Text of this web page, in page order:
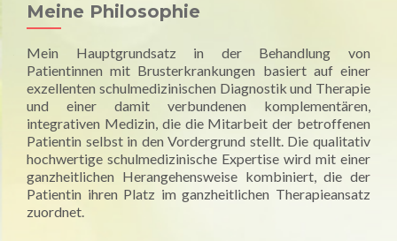
Meine Philosophie
Mein Hauptgrundsatz in der Behandlung von
Patientinnen mit Brusterkrankungen basiert auf einer
exzellenten schulmedizinischen Diagnostik und Therapie
und einer damit verbundenen komplementären,
integrativen Medizin, die die Mitarbeit der betroffenen
Patientin selbst in den Vordergrund stellt. Die qualitativ
hochwertige schulmedizinische Expertise wird mit einer
ganzheitlichen Herangehensweise kombiniert, die der
Patientin ihren Platz im ganzheitlichen Therapieansatz
zuordnet.